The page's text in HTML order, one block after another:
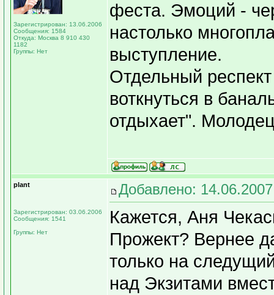
Зарегистрирован: 13.06.2006
Сообщения: 1584
Откуда: Москва 8 910 430
1182
Группы: Нет
феста. Эмоций -
настолько
выступление.
Отдельный
воткнуться в
отдыхает".
plant
Зарегистрирован: 03.06.2006
Сообщения: 1541
Группы: Нет
Добавлено:
Кажется, Аня
Прожект? Вернее
только на
над Экзитами